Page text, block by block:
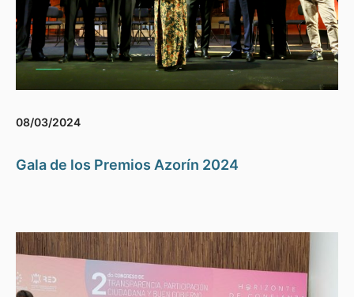
08/03/2024
Gala de los Premios Azorín 2024